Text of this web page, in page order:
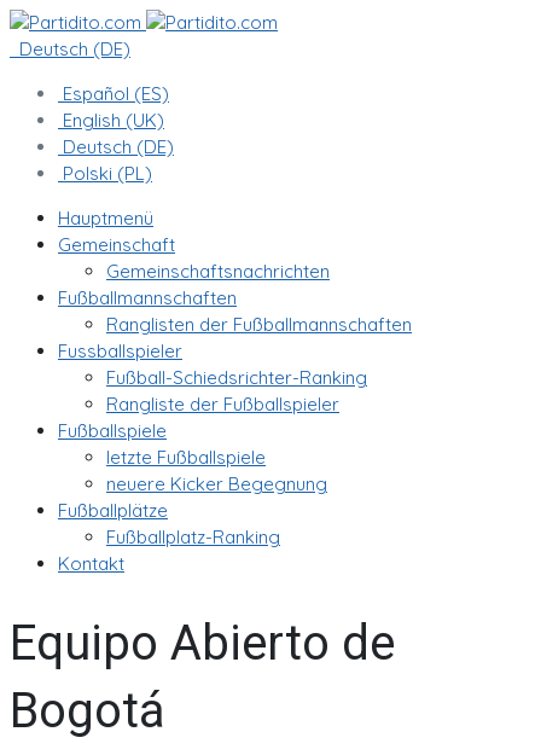
Deutsch (DE)
Español (ES)
English (UK)
Deutsch (DE)
Polski (PL)
Hauptmenü
Gemeinschaft
Gemeinschaftsnachrichten
Fußballmannschaften
Ranglisten der Fußballmannschaften
Fussballspieler
Fußball-Schiedsrichter-Ranking
Rangliste der Fußballspieler
Fußballspiele
letzte Fußballspiele
neuere Kicker Begegnung
Fußballplätze
Fußballplatz-Ranking
Kontakt
Equipo Abierto de
Bogotá